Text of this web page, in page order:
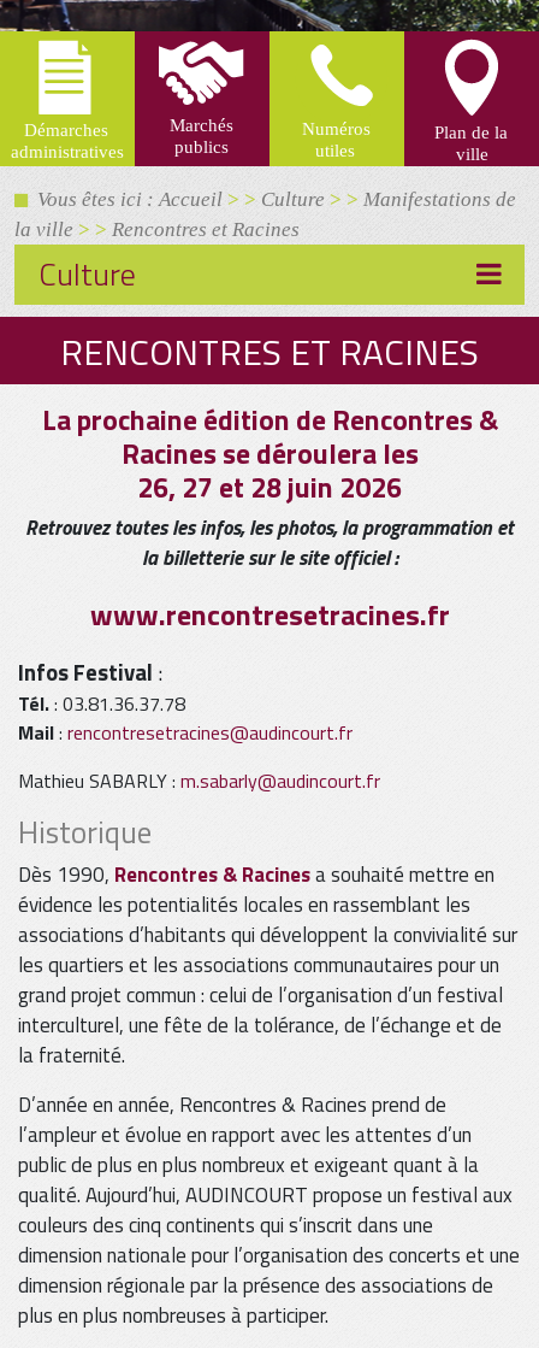
Vous êtes ici : Accueil > > Culture > > Manifestations de
la ville > > Rencontres et Racines
Culture
RENCONTRES ET RACINES
La prochaine édition de Rencontres &
Racines se déroulera les
26, 27 et 28 juin 2026
Retrouvez toutes les infos, les photos, la programmation et
la billetterie sur le site officiel :
www.rencontresetracines.fr
Infos Festival :
Tél.: 03.81.36.37.78
Mail: rencontresetracines@audincourt.fr
Mathieu SABARLY : m.sabarly@audincourt.fr
Historique
Dès 1990, Rencontres & Racinesa souhaité mettre en
évidence les potentialités locales en rassemblant les
associations d’habitants qui développent la convivialité sur
les quartiers et les associations communautaires pour un
grand projet commun : celui de l’organisation d’un festival
interculturel, une fête de la tolérance, de l’échange et de
la fraternité.
D’année en année, Rencontres & Racines prend de
l’ampleur et évolue en rapport avec les attentes d’un
public de plus en plus nombreux et exigeant quant à la
qualité. Aujourd’hui, AUDINCOURT propose un festival aux
couleurs des cinq continents qui s’inscrit dans une
dimension nationale pour l’organisation des concerts et une
dimension régionale par la présence des associations de
plus en plus nombreuses à participer.